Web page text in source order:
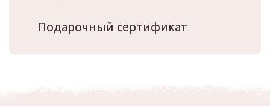
Подарочный сертификат